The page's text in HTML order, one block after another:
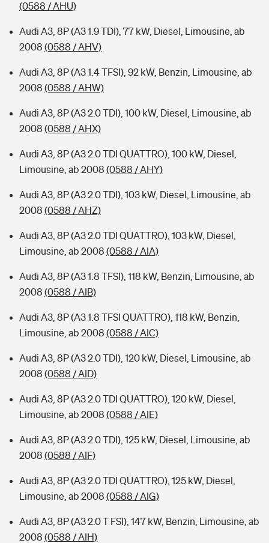
(0588 / AHU)
Audi A3, 8P (A3 1.9 TDI), 77 kW, Diesel, Limousine, ab
2008 (0588 / AHV)
Audi A3, 8P (A3 1.4 TFSI), 92 kW, Benzin, Limousine, ab
2008 (0588 / AHW)
Audi A3, 8P (A3 2.0 TDI), 100 kW, Diesel, Limousine, ab
2008 (0588 / AHX)
Audi A3, 8P (A3 2.0 TDI QUATTRO), 100 kW, Diesel,
Limousine, ab 2008 (0588 / AHY)
Audi A3, 8P (A3 2.0 TDI), 103 kW, Diesel, Limousine, ab
2008 (0588 / AHZ)
Audi A3, 8P (A3 2.0 TDI QUATTRO), 103 kW, Diesel,
Limousine, ab 2008 (0588 / AIA)
Audi A3, 8P (A3 1.8 TFSI), 118 kW, Benzin, Limousine, ab
2008 (0588 / AIB)
Audi A3, 8P (A3 1.8 TFSI QUATTRO), 118 kW, Benzin,
Limousine, ab 2008 (0588 / AIC)
Audi A3, 8P (A3 2.0 TDI), 120 kW, Diesel, Limousine, ab
2008 (0588 / AID)
Audi A3, 8P (A3 2.0 TDI QUATTRO), 120 kW, Diesel,
Limousine, ab 2008 (0588 / AIE)
Audi A3, 8P (A3 2.0 TDI), 125 kW, Diesel, Limousine, ab
2008 (0588 / AIF)
Audi A3, 8P (A3 2.0 TDI QUATTRO), 125 kW, Diesel,
Limousine, ab 2008 (0588 / AIG)
Audi A3, 8P (A3 2.0 T FSI), 147 kW, Benzin, Limousine, ab
2008 (0588 / AIH)